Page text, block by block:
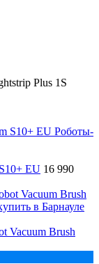
Plus 1S
EU 16 990
Vacuum Brush